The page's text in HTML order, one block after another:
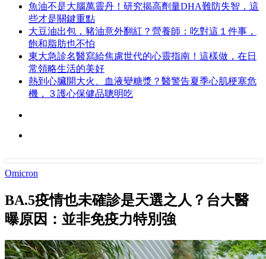
魚油不是大腦萬靈丹！研究揭高劑量DHA難防失智，這
些才是關鍵重點
大豆油出包，豬油意外翻紅？營養師：吃對這１件事，
飽和脂肪也不怕
東大急診名醫寫給焦慮世代的心靈指南！這樣做，在日
常領略生活的美好
熱到心臟開大火、血液變糖漿？醫警告夏季心肌梗塞危
機，３護心保健品聰明吃
Omicron
BA.5疫情也未確診是天選之人？台大醫
曝原因：並非免疫力特別強